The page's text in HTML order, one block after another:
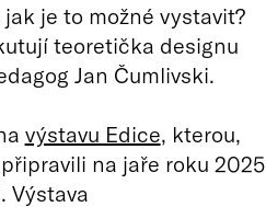
je to možné vystavit?
teoretička designu
Jan Čumlivski.
výstavu Edice, kterou,
na jaře roku 2025
Výstava